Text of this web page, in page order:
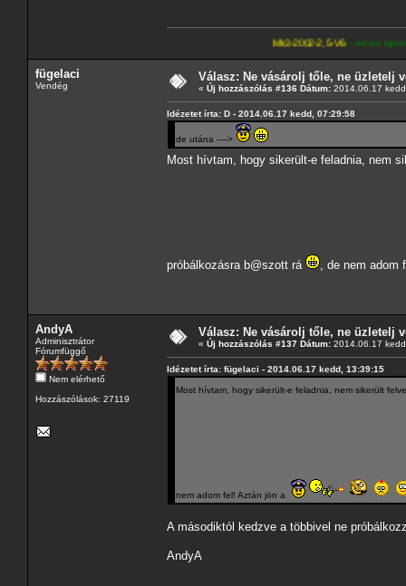
Mk3-2002-2,5-V6---A4-es lapomat, hasonló
fügelaci
Vendég
Válasz: Ne vásárolj tőle, ne üzletelj
« Új hozzászólás #136 Dátum: 2014.06.17
Idézetet írta: D - 2014.06.17 kedd, 07:29:58
de utána ---->
Most hívtam, hogy sikerült-e feladnia, nem
próbálkozásra b@szott rá , de nem
AndyA
Adminisztrátor
Fórumfüggő
Nem elérhető
Hozzászólások: 27119
Válasz: Ne vásárolj tőle, ne üzletelj
« Új hozzászólás #137 Dátum: 2014.06.17
Idézetet írta: fügelaci - 2014.06.17 kedd, 13:39:15
Most hívtam, hogy sikerült-e feladnia, nem sikerült
nem adom fel! Aztán jön a
A másodiktól kedzve a többivel ne
AndyA